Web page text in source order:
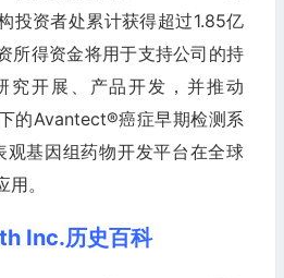
投资者处累计获得超过1.85亿
所得资金将用于支持公司的持
究开展、产品开发，并推动
的Avantect®癌症早期检测系
基因组药物开发平台在全球
。
Inc.历史百科